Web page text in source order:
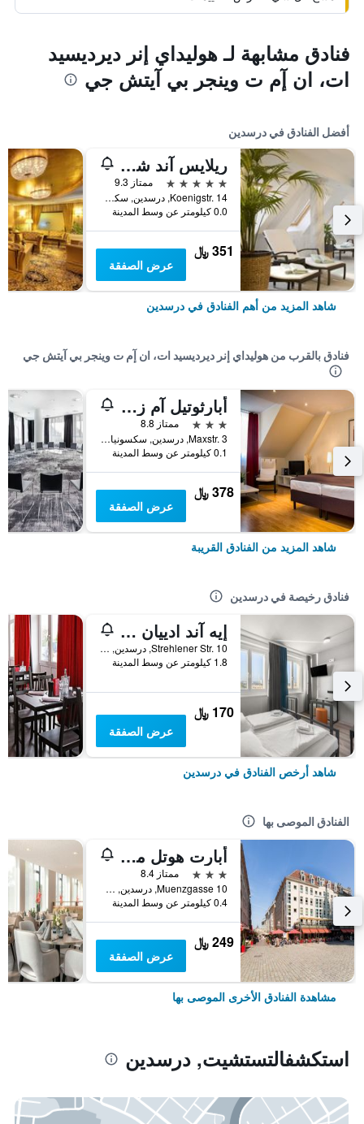
فنادق مشابهة لـ هوليداي إنر ديرديسيد
ات، ان إٓم ت وينجر بي آيتش جي
أفضل الفنادق في درسدين
ريلايس آند شاتوكش أوتل بيلو باليه
5 نجوم
ممتاز 9.3
Koenigstr. 14, درسدين, سكسونيا, ألمانيا
0.0 كيلومتر عن وسط المدينة
351 ﷼
عرض الصفقة
شاهد المزيد من أهم الفنادق في درسدين
فنادق بالقرب من هوليداي إنر ديرديسيد ات، ان إٓم ت وينجر بي آيتش جي
أبارثوتيل آم زوينجر
3 نجوم
ممتاز 8.8
Maxstr. 3, درسدين, سكسونيا, ألمانيا
0.1 كيلومتر عن وسط المدينة
378 ﷼
عرض الصفقة
شاهد المزيد من الفنادق القريبة
فنادق رخيصة في درسدين
إيه آند ادييان هاوبتبانهوف - هوستل
Strehlener Str. 10, درسدين, سكسونيا, ألمانيا
1.8 كيلومتر عن وسط المدينة
170 ﷼
عرض الصفقة
شاهد أرخص الفنادق في درسدين
الفنادق الموصى بها
أبارت هوتل مونزجاسي
3 نجوم
ممتاز 8.4
Muenzgasse 10, درسدين, سكسونيا, ألمانيا
0.4 كيلومتر عن وسط المدينة
249 ﷼
عرض الصفقة
مشاهدة الفنادق الأخرى الموصى بها
استكشفالتستشيت, درسدين